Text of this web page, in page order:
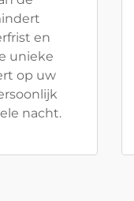
en
unieke
op uw
nacht.